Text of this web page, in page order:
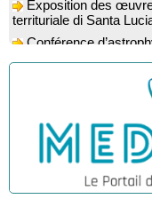
territuriale di Santa
l’astrophysicien Paul
Bicchisgià
Exposition des
"Racines, peintures
Animation : "Petits
Bicchisgià
Veillée de contes à
mignuleddu" par la